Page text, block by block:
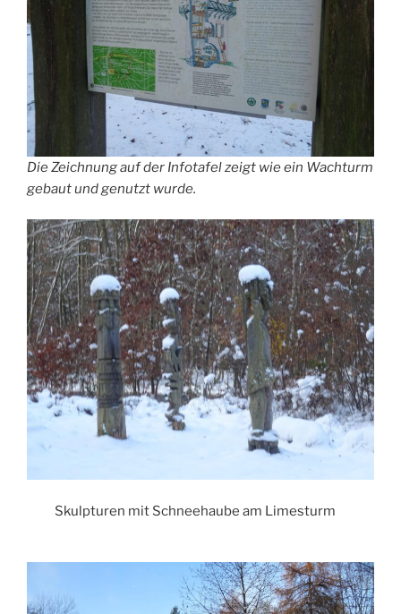
Die Zeichnung auf der Infotafel zeigt wie ein Wachturm
gebaut und genutzt wurde.
Skulpturen mit Schneehaube am Limesturm